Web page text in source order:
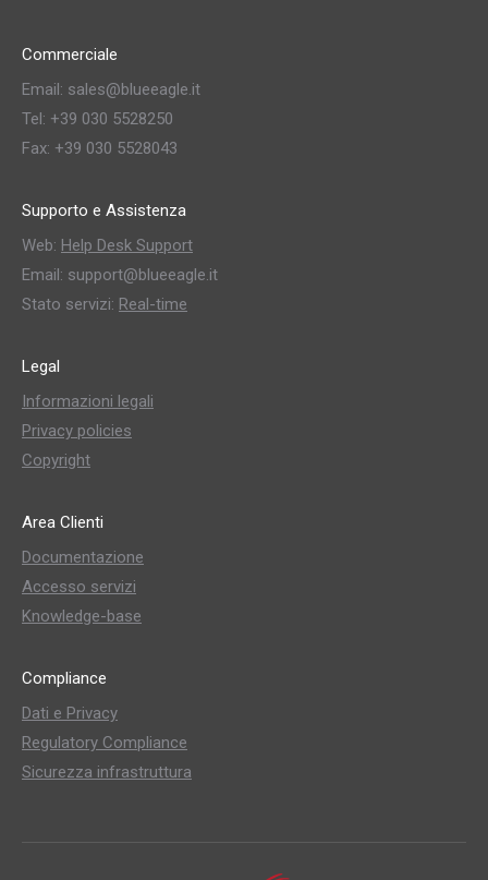
Commerciale
Email: sales@blueeagle.it
Tel: +39 030 5528250
Fax: +39 030 5528043
Supporto e Assistenza
Web: Help Desk Support
Email: support@blueeagle.it
Stato servizi: Real-time
Legal
Informazioni legali
Privacy policies
Copyright
Area Clienti
Documentazione
Accesso servizi
Knowledge-base
Compliance
Dati e Privacy
Regulatory Compliance
Sicurezza infrastruttura